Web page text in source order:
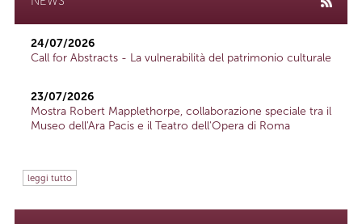
24/07/2026
Call for Abstracts - La vulnerabilità del patrimonio culturale
23/07/2026
Mostra Robert Mapplethorpe, collaborazione speciale tra il
Museo dell'Ara Pacis e il Teatro dell'Opera di Roma
leggi tutto